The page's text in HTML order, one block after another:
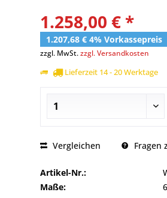
1.258,00 € *
1.207,68 € 4% Vorkassepreis
zzgl. MwSt.zzgl. Versandkosten
Lieferzeit 14 - 20 Werktage
Vergleichen Fragen
Artikel-Nr.:
Maße: